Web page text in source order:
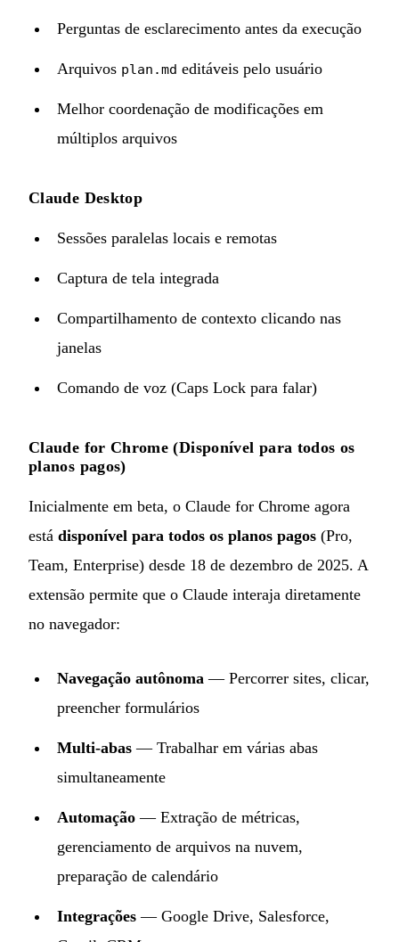
Perguntas de esclarecimento antes da execução
Arquivos plan.md editáveis pelo usuário
Melhor coordenação de modificações em
múltiplos arquivos
Claude Desktop
Sessões paralelas locais e remotas
Captura de tela integrada
Compartilhamento de contexto clicando nas
janelas
Comando de voz (Caps Lock para falar)
Claude for Chrome (Disponível para todos os
planos pagos)
Inicialmente em beta, o Claude for Chrome agora
está disponível para todos os planos pagos (Pro,
Team, Enterprise) desde 18 de dezembro de 2025. A
extensão permite que o Claude interaja diretamente
no navegador:
Navegação autônoma — Percorrer sites, clicar,
preencher formulários
Multi-abas — Trabalhar em várias abas
simultaneamente
Automação — Extração de métricas,
gerenciamento de arquivos na nuvem,
preparação de calendário
Integrações — Google Drive, Salesforce,